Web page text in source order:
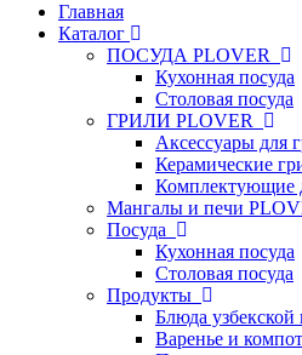
Главная
Каталог
ПОСУДА PLOVER
Кухонная посуда
Столовая посуда
ГРИЛИ PLOVER
Аксессуары для
Керамические
Комплектующие
Мангалы и печи
Посуда
Кухонная посуда
Столовая посуда
Продукты
Блюда узбекской
Варенье и